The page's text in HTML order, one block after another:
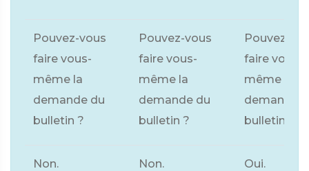
Pouvez-vous
faire vous-
même la
demande du
bulletin ?
Pouvez-vous
faire vous-
même la
demande du
bulletin ?
Pouvez-
faire vous-
même la
demande
bulletin ?
Non.
Non.
Oui.